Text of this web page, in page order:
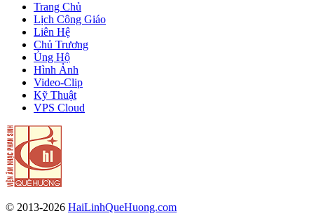
Trang Chủ
Lịch Công Giáo
Liên Hệ
Chủ Trương
Ủng Hộ
Hình Ảnh
Video-Clip
Kỹ Thuật
VPS Cloud
© 2013-2026 HaiLinhQueHuong.com